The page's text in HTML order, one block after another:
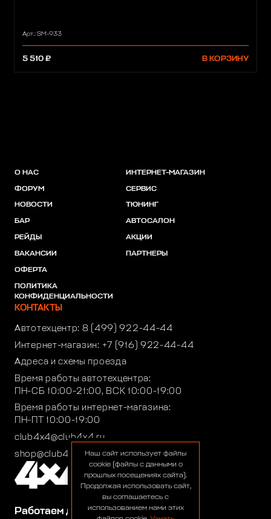
Арт.: SM-933
5 510 ₽ В КОРЗИНУ
Работаем для вас:
О НАС
ФОРУМ
НОВОСТИ
БАР
РЕЙДЫ
ВАКАНСИИ
ОФЕРТА
ПОЛИТИКА
КОНФИДЕНЦИАЛЬНОСТИ
ИНТЕРНЕТ-МАГАЗИН
СЕРВИС
ТЮНИНГ
АВТОСАЛОН
АКЦИИ
ПАРТНЕРЫ
КОНТАКТЫ
Автотехцентр: 8 (499) 922-44-44
Интернет-магазин: +7 (916) 922-44-44
Адреса и схемы проезда
Время работы автотехцентра:
ПН-СБ 10:00-21:00, ВСК 10:00-19:00
Время работы интернет-магазина:
ПН-ПТ 10:00-19:00
club4x4@club4x4.ru
shop@club4x4.ruНаш сайт использует файлы
cookie (файлы с данными о
прошлых посещениях сайта).
Продолжая использовать сайт,
вы соглашаетесь с
использованием нами этих